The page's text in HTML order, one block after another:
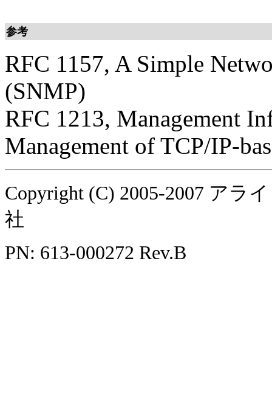
参考
RFC 1157, A Simple
(SNMP)
RFC 1213, Management
Management of TCP/IP-
Copyright (C) 2005-2007 アラ
社
PN: 613-000272 Rev.B